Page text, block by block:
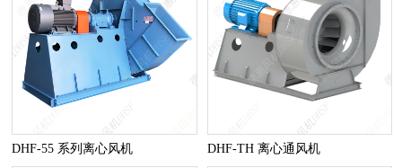
DHF-55 系列离心风机 DHF-TH 离心通风机